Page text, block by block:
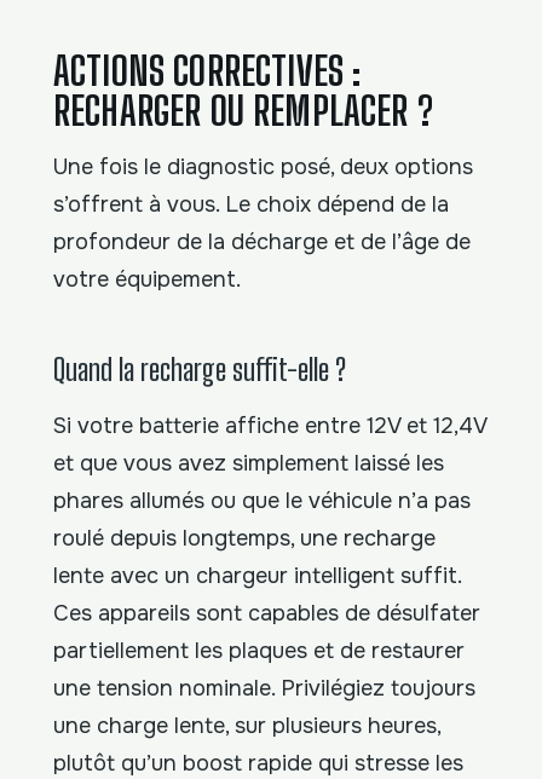
ACTIONS CORRECTIVES :
RECHARGER OU REMPLACER ?
Une fois le diagnostic posé, deux options
s’offrent à vous. Le choix dépend de la
profondeur de la décharge et de l’âge de
votre équipement.
Quand la recharge suffit-elle ?
Si votre batterie affiche entre 12V et 12,4V
et que vous avez simplement laissé les
phares allumés ou que le véhicule n’a pas
roulé depuis longtemps, une recharge
lente avec un chargeur intelligent suffit.
Ces appareils sont capables de désulfater
partiellement les plaques et de restaurer
une tension nominale. Privilégiez toujours
une charge lente, sur plusieurs heures,
plutôt qu’un boost rapide qui stresse les